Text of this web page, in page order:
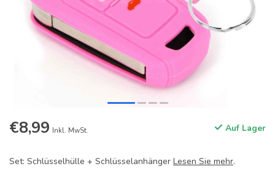
€8,99 Inkl. MwSt. Auf Lager
Set: Schlüsselhülle + Schlüsselanhänger Lesen Sie mehr.